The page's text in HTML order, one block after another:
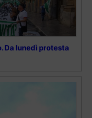
Da lunedì protesta